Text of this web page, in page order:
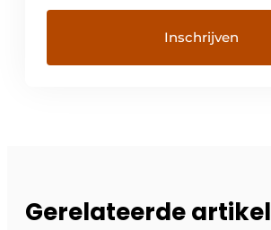
Gerelateerde